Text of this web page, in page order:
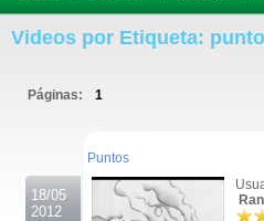
Videos por Etiqueta:
Páginas: 1
18/05
2012
Puntos